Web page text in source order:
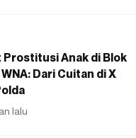
Prostitusi Anak di Blok
Dari Cuitan di X
lalu